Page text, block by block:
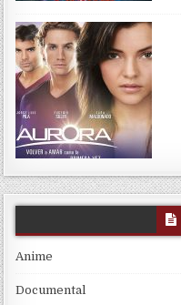
Anime
Documental